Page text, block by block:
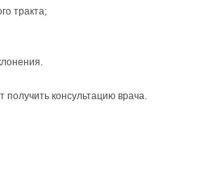
тракта;
консультацию врача.